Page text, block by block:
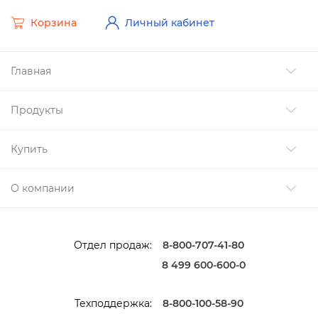
Главная
Продукты
Купить
О компании
Корзина Личный кабинет
Отдел продаж:
8-800-707-41-80
8 499 600-600-0
Техподдержка: 8-800-100-58-90